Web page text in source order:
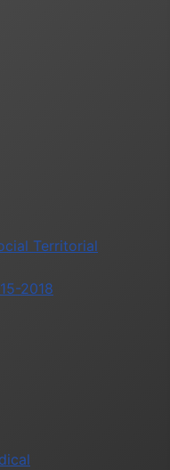
Territorial
2018